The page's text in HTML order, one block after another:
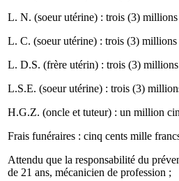
L. N. (soeur utérine) : trois (3) millions
L. C. (soeur utérine) : trois (3) millions
L. D.S. (frère utérin) : trois (3) millions
L.S.E. (soeur utérine) : trois (3)
H.G.Z. (oncle et tuteur) : un million
Frais funéraires : cinq cents mille
Attendu que la responsabilité du
de 21 ans, mécanicien de profession ;